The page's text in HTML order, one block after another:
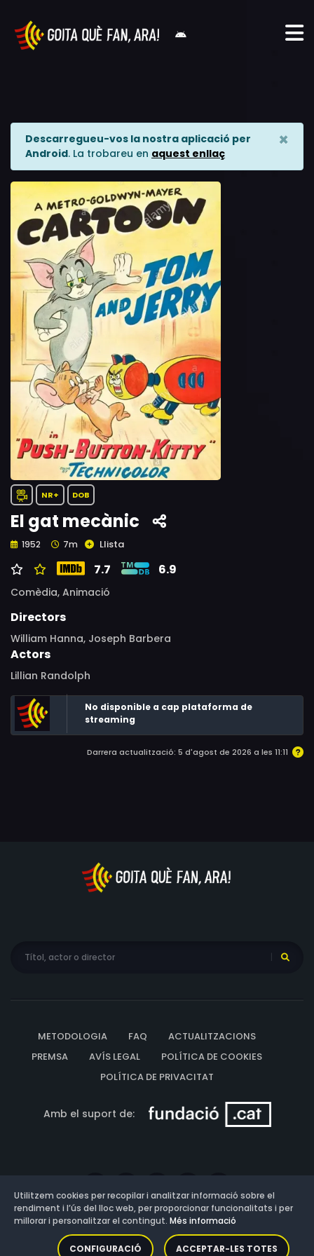
Descarregueu-vos la nostra aplicació per
Android. La trobareu en aquest enllaç
×
NR+ DOB
El gat mecànic
1952 7m Llista
7.7 6.9
Comèdia, Animació
Directors
William Hanna, Joseph Barbera
Actors
Lillian Randolph
No disponible a cap plataforma de
streaming
Darrera actualització: 5 d'agost de 2026 a les 11:11
METODOLOGIA FAQ
ACTUALITZACIONS
PREMSA
AVÍS LEGAL
POLÍTICA DE COOKIES
POLÍTICA DE PRIVACITAT
Amb el suport de:
Versió: 3.13.0.202607011342
Utilitzem cookies per recopilar i analitzar informació sobre el
rendiment i l’ús del lloc web, per proporcionar funcionalitats i per
millorar i personalitzar el contingut. Més informació
CONFIGURACIÓ ACCEPTAR-LES TOTES